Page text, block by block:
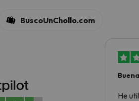
BuscoUnChollo.com
He